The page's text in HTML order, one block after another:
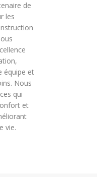
de
les
équipe et
Nous
qui
et
vie.